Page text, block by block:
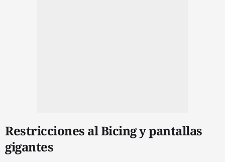
Restricciones al Bicing y pantallas
gigantes